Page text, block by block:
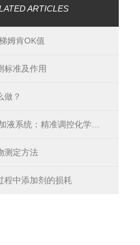
ARTICLES
姆肯OK值
标准及作用
做？
测定方法
程中添加剂的损耗